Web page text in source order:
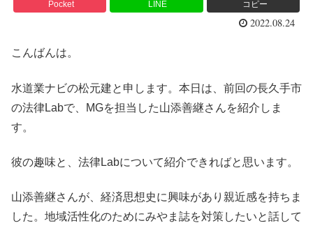
Pocket LINE コピー
2022.08.24
こんばんは。
水道業ナビの松元建と申します。本日は、前回の長久手市
の法律Labで、MGを担当した山添善継さんを紹介しま
す。
彼の趣味と、法律Labについて紹介できればと思います。
山添善継さんが、経済思想史に興味があり親近感を持ちま
した。地域活性化のためにみやま誌を対策したいと話して